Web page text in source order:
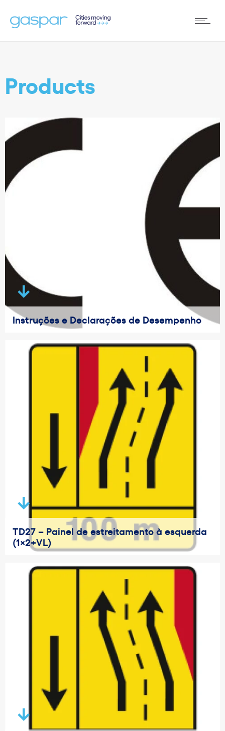
Products
Instruções e Declarações de Desempenho
TD27 – Painel de estreitamento à esquerda
(1×2+VL)